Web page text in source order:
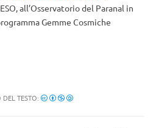
all’Osservatorio del Paranal in
Gemme Cosmiche
DEL TESTO: